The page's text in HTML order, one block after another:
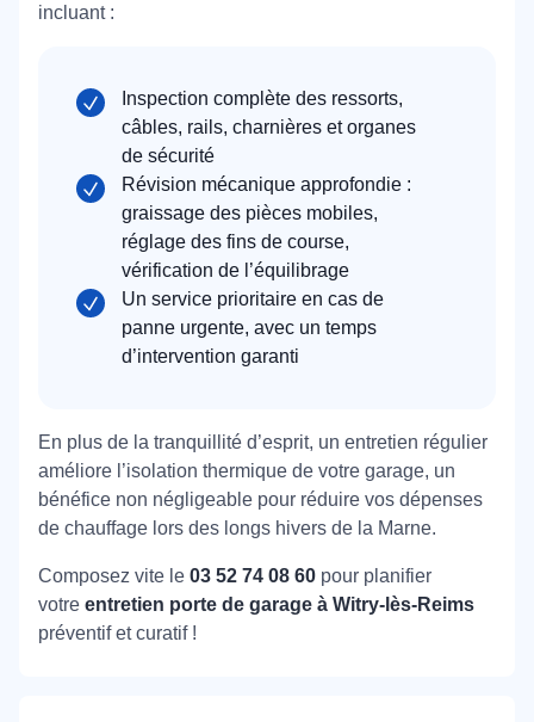
incluant :
Inspection complète des ressorts,
câbles, rails, charnières et organes
de sécurité
Révision mécanique approfondie :
graissage des pièces mobiles,
réglage des fins de course,
vérification de l’équilibrage
Un service prioritaire en cas de
panne urgente, avec un temps
d’intervention garanti
En plus de la tranquillité d’esprit, un entretien régulier
améliore l’isolation thermique de votre garage, un
bénéfice non négligeable pour réduire vos dépenses
de chauffage lors des longs hivers de la Marne.
Composez vite le 03 52 74 08 60 pour planifier
votre entretien porte de garage à Witry-lès-Reims
préventif et curatif !